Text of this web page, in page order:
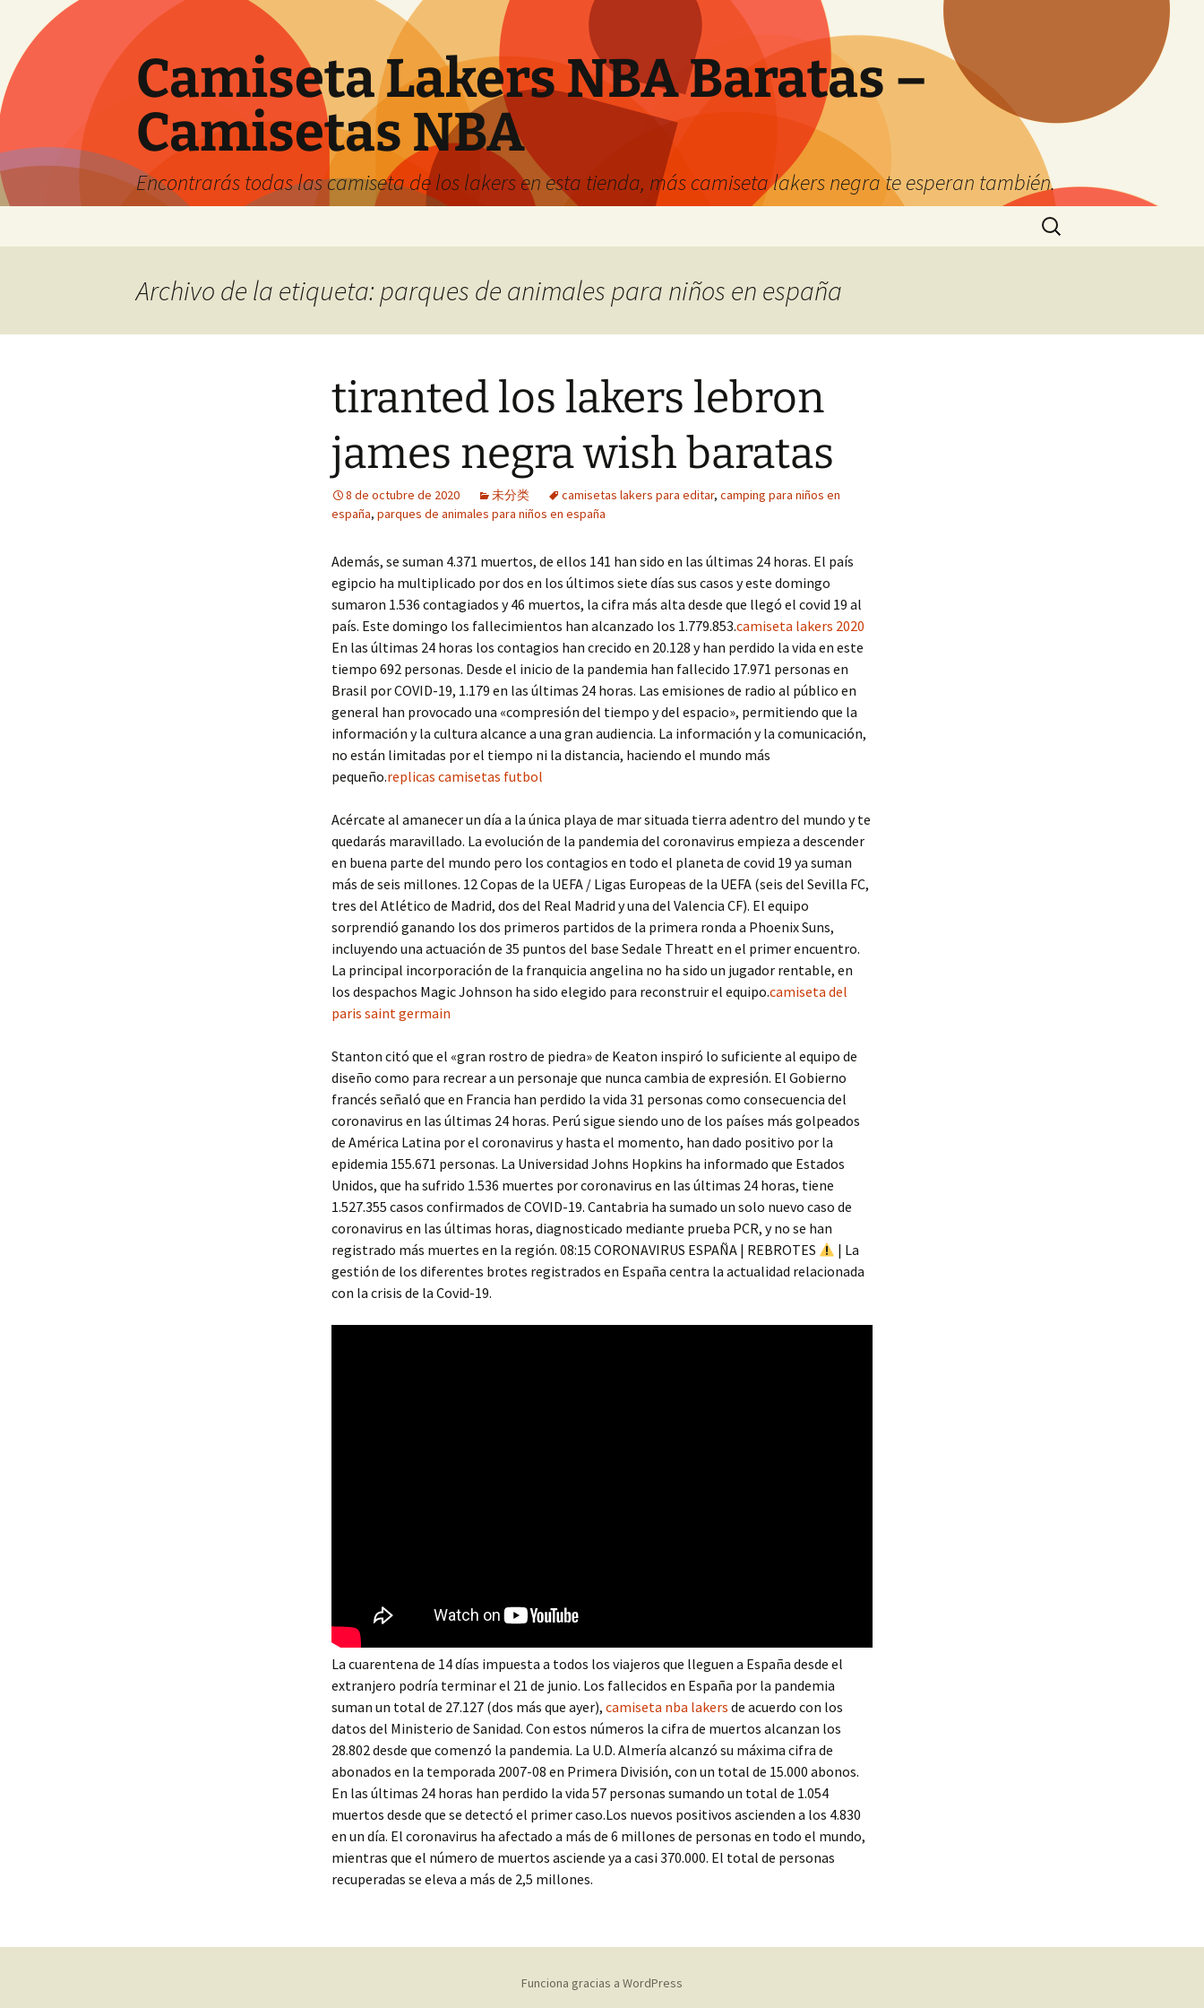
Camiseta Lakers NBA Baratas –
Camisetas NBA
Encontrarás todas las camiseta de los lakers en esta tienda, más camiseta lakers negra te esperan también.
Buscar:
Archivo de la etiqueta: parques de animales para niños en españa
tiranted los lakers lebron
james negra wish baratas
8 de octubre de 2020 未分类 camisetas lakers para editar, camping para niños en
españa, parques de animales para niños en españa
Además, se suman 4.371 muertos, de ellos 141 han sido en las últimas 24 horas. El país
egipcio ha multiplicado por dos en los últimos siete días sus casos y este domingo
sumaron 1.536 contagiados y 46 muertos, la cifra más alta desde que llegó el covid 19 al
país. Este domingo los fallecimientos han alcanzado los 1.779.853.camiseta lakers 2020
En las últimas 24 horas los contagios han crecido en 20.128 y han perdido la vida en este
tiempo 692 personas. Desde el inicio de la pandemia han fallecido 17.971 personas en
Brasil por COVID-19, 1.179 en las últimas 24 horas. Las emisiones de radio al público en
general han provocado una «compresión del tiempo y del espacio», permitiendo que la
información y la cultura alcance a una gran audiencia. La información y la comunicación,
no están limitadas por el tiempo ni la distancia, haciendo el mundo más
pequeño.replicas camisetas futbol
Acércate al amanecer un día a la única playa de mar situada tierra adentro del mundo y te
quedarás maravillado. La evolución de la pandemia del coronavirus empieza a descender
en buena parte del mundo pero los contagios en todo el planeta de covid 19 ya suman
más de seis millones. 12 Copas de la UEFA / Ligas Europeas de la UEFA (seis del Sevilla FC,
tres del Atlético de Madrid, dos del Real Madrid y una del Valencia CF). El equipo
sorprendió ganando los dos primeros partidos de la primera ronda a Phoenix Suns,
incluyendo una actuación de 35 puntos del base Sedale Threatt en el primer encuentro.
La principal incorporación de la franquicia angelina no ha sido un jugador rentable, en
los despachos Magic Johnson ha sido elegido para reconstruir el equipo.camiseta del
paris saint germain
Stanton citó que el «gran rostro de piedra» de Keaton inspiró lo suficiente al equipo de
diseño como para recrear a un personaje que nunca cambia de expresión. El Gobierno
francés señaló que en Francia han perdido la vida 31 personas como consecuencia del
coronavirus en las últimas 24 horas. Perú sigue siendo uno de los países más golpeados
de América Latina por el coronavirus y hasta el momento, han dado positivo por la
epidemia 155.671 personas. La Universidad Johns Hopkins ha informado que Estados
Unidos, que ha sufrido 1.536 muertes por coronavirus en las últimas 24 horas, tiene
1.527.355 casos confirmados de COVID-19. Cantabria ha sumado un solo nuevo caso de
coronavirus en las últimas horas, diagnosticado mediante prueba PCR, y no se han
registrado más muertes en la región. 08:15 CORONAVIRUS ESPAÑA | REBROTES
| La
gestión de los diferentes brotes registrados en España centra la actualidad relacionada
con la crisis de la Covid-19.
La cuarentena de 14 días impuesta a todos los viajeros que lleguen a España desde el
extranjero podría terminar el 21 de junio. Los fallecidos en España por la pandemia
suman un total de 27.127 (dos más que ayer), camiseta nba lakers de acuerdo con los
datos del Ministerio de Sanidad. Con estos números la cifra de muertos alcanzan los
28.802 desde que comenzó la pandemia. La U.D. Almería alcanzó su máxima cifra de
abonados en la temporada 2007-08 en Primera División, con un total de 15.000 abonos.
En las últimas 24 horas han perdido la vida 57 personas sumando un total de 1.054
muertos desde que se detectó el primer caso.Los nuevos positivos ascienden a los 4.830
en un día. El coronavirus ha afectado a más de 6 millones de personas en todo el mundo,
mientras que el número de muertos asciende ya a casi 370.000. El total de personas
recuperadas se eleva a más de 2,5 millones.
Funciona gracias a WordPress